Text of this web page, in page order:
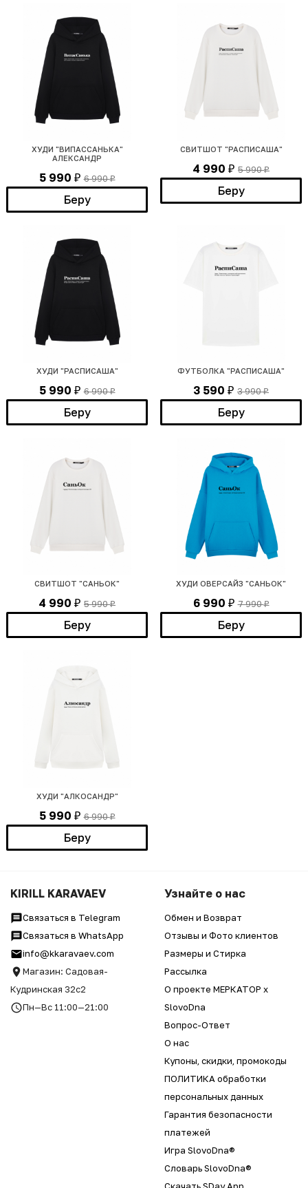
ХУДИ "ВИПАССАНЬКА"
АЛЕКСАНДР
5 990 ₽ 6 990₽
Беру
СВИТШОТ "РАСПИСАША"
4 990 ₽ 5 990₽
Беру
ХУДИ "РАСПИСАША"
5 990 ₽ 6 990₽
Беру
ФУТБОЛКА "РАСПИСАША"
3 590 ₽ 3 990₽
Беру
СВИТШОТ "САНЬОК"
4 990 ₽ 5 990₽
Беру
ХУДИ ОВЕРСАЙЗ "САНЬОК"
6 990 ₽ 7 990₽
Беру
ХУДИ "АЛКОСАНДР"
5 990 ₽ 6 990₽
Беру
KIRILL KARAVAEV
Связаться в Telegram
Связаться в WhatsApp
info@kkaravaev.com
Магазин: Садовая-
Кудринская 32с2
Пн—Вс 11:00—21:00
Узнайте о нас
Обмен и Возврат
Отзывы и Фото клиентов
Размеры и Стирка
Рассылка
О проекте МЕРКАТОР x
SlovoDna
Вопрос-Ответ
О нас
Купоны, скидки, промокоды
ПОЛИТИКА обработки
персональных данных
Гарантия безопасности
платежей
Игра SlovoDna®
Словарь SlovoDna®